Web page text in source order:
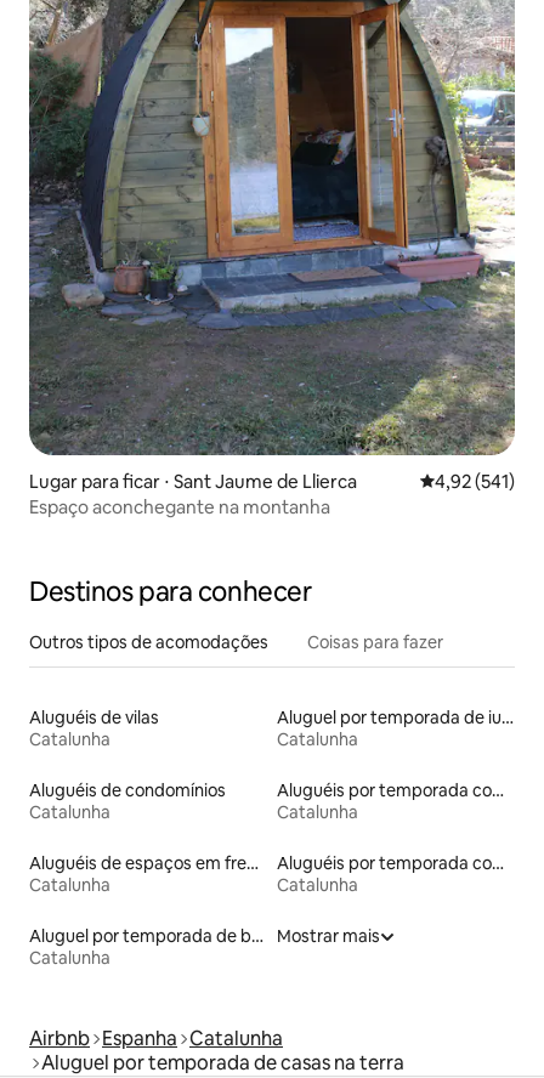
Lugar para ficar ⋅ Sant Jaume de Llierca 4,92 de uma
4,92 (541)
Espaço aconchegante na montanha
Destinos para conhecer
Outros tipos de acomodações Coisas para fazer
Aluguéis de vilas
Catalunha
Aluguel por temporada de iurtas
Catalunha
Aluguéis de condomínios
Catalunha
Aluguéis por temporada com café da manhã
Catalunha
Aluguéis de espaços em frente à praia
Catalunha
Aluguéis por temporada com banheira de hidromassagem
Catalunha
Aluguel por temporada de barcos
Catalunha
Mostrar mais
Airbnb Espanha Catalunha
Aluguel por temporada de casas na terra